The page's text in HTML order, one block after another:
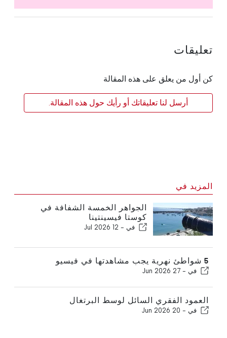
تعليقات
كن أول من يعلق على هذه المقالة
أرسل لنا تعليقاتك أو رأيك حول هذه المقالة.
المزيد في
الجواهر الخمسة الشفافة في
كوستا فيسينتينا
في - 12 Jul 2026
5 شواطئ نهرية يجب مشاهدتها في فيسيو
في - 27 Jun 2026
العمود الفقري السائل لوسط البرتغال
في - 20 Jun 2026